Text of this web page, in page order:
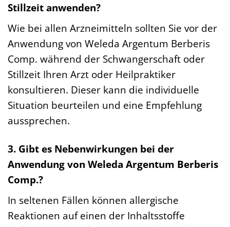
Stillzeit anwenden?
Wie bei allen Arzneimitteln sollten Sie vor der
Anwendung von Weleda Argentum Berberis
Comp. während der Schwangerschaft oder
Stillzeit Ihren Arzt oder Heilpraktiker
konsultieren. Dieser kann die individuelle
Situation beurteilen und eine Empfehlung
aussprechen.
3. Gibt es Nebenwirkungen bei der
Anwendung von Weleda Argentum Berberis
Comp.?
In seltenen Fällen können allergische
Reaktionen auf einen der Inhaltsstoffe